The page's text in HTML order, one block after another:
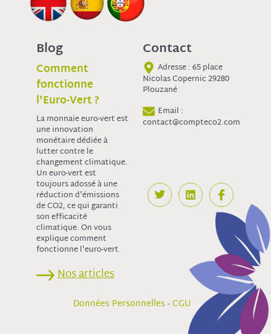
Blog
Comment
fonctionne
l'Euro-Vert ?
La monnaie euro-vert est
une innovation
monétaire dédiée à
lutter contre le
changement climatique.
Un euro-vert est
toujours adossé à une
réduction d'émissions
de CO2, ce qui garanti
son efficacité
climatique. On vous
explique comment
fonctionne l'euro-vert.
Nos articles
Contact
Adresse : 65 place
Nicolas Copernic 29280
Plouzané
Email :
contact@compteco2.com
Données Personnelles-CGU